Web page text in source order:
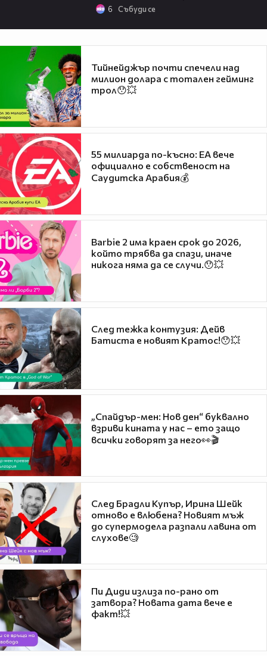
6 Събуди се
Тийнейджър почти спечели над
милион долара с тотален гейминг
трол😯💥
55 милиарда по-късно: EA вече
официално е собственост на
Саудитска Арабия💰
Barbie 2 има краен срок до 2026,
който трябва да спази, иначе
никога няма да се случи.😯💥
След тежка контузия: Дейв
Батиста е новият Кратос!😯💥
„Спайдър-мен: Нов ден“ буквално
взриви кината у нас – ето защо
всички говорят за него👀🎬
След Брадли Купър, Ирина Шейк
отново е влюбена? Новият мъж
до супермодела разпали лавина от
слухове🧐
Пи Диди излиза по-рано от
затвора? Новата дата вече е
факт!💥